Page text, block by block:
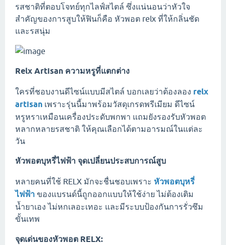
รสชาติที่ตอบโจทย์ทุกไลฟ์สไตล์ ซึ่งแน่นอนว่าหัวใจ
สำคัญของการสูบให้ฟินก็คือ หัวพอต relx ที่ให้กลิ่นชัด
และรสนุ่ม
Relx Artisan ความหรูที่แตกต่าง
ใครที่ชอบงานดีไซน์แบบมีสไตล์ บอกเลยว่าต้องลอง relx
artisan เพราะรุ่นนี้มาพร้อมวัสดุเกรดพรีเมียม ดีไซน์
หรูหราเหมือนเครื่องประดับพกพา แถมยังรองรับหัวพอต
หลากหลายรสชาติ ให้คุณเลือกได้ตามอารมณ์ในแต่ละ
วัน
หัวพอตบุหรี่ไฟฟ้า จุดเปลี่ยนประสบการณ์สูบ
หลายคนที่ใช้ RELX มักจะชื่นชอบเพราะ หัวพอตบุหรี่
ไฟฟ้า ของแบรนด์นี้ถูกออกแบบให้ใช้ง่าย ไม่ต้องเติม
น้ำยาเอง ไม่หกเลอะเทอะ และมีระบบป้องกันการรั่วซึม
ขั้นเทพ
จุดเด่นของหัวพอต RELX: